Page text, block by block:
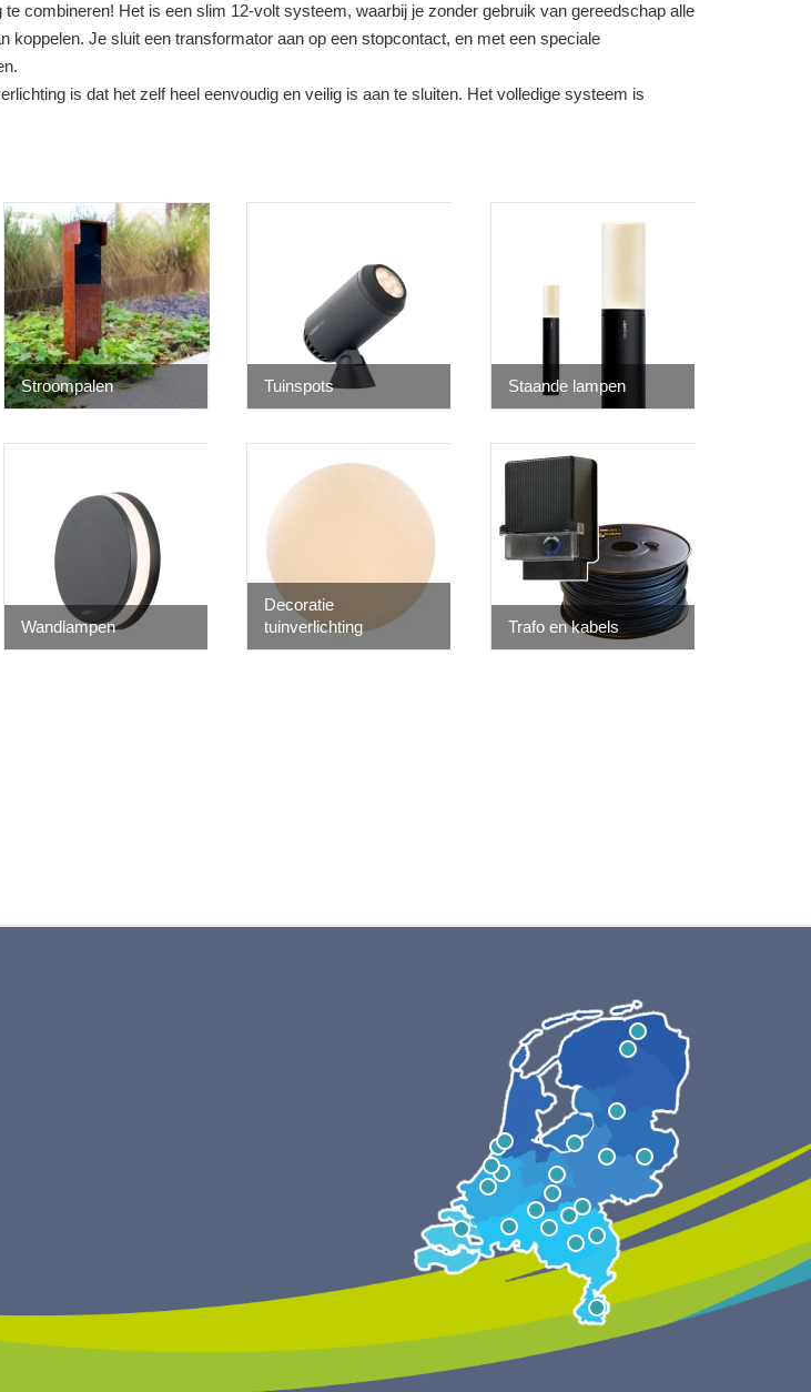
combineren! Het is een slim 12-volt systeem, waarbij je zonder gebruik van gereedschap alle
koppelen. Je sluit een transformator aan op een stopcontact, en met een speciale
is dat het zelf heel eenvoudig en veilig is aan te sluiten. Het volledige systeem is
Stroompalen Tuinspots Staande lampen
Wandlampen
Decoratie
tuinverlichting
Trafo en kabels